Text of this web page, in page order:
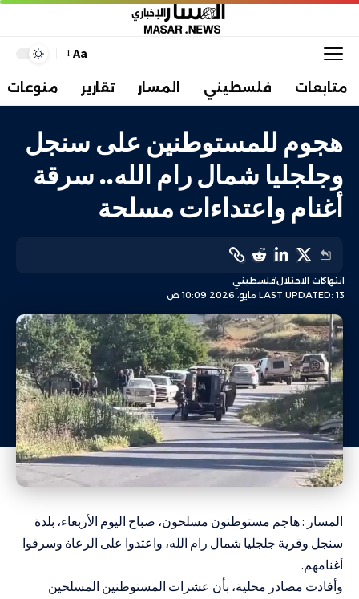
Aa
متابعات فلسطيني المسار تقارير منوعات
هجوم للمستوطنين على سنجل
وجلجليا شمال رام الله.. سرقة
أغنام واعتداءات مسلحة
LAST UPDATED: 13 مايو، 2026 10:09 ص
انتهاكات الاحتلالفلسطيني
المسار : هاجم مستوطنون مسلحون، صباح اليوم الأربعاء، بلدة
سنجل وقرية جلجليا شمال رام الله، واعتدوا على الرعاة وسرقوا
أغنامهم.
وأفادت مصادر محلية، بأن عشرات المستوطنين المسلحين